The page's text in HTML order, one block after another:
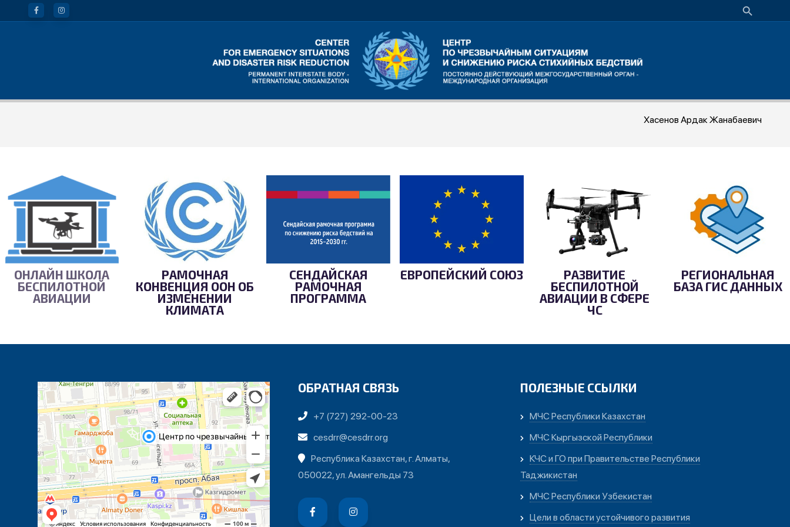
Хасенов Ардак Жанабаевич
ОНЛАЙН ШКОЛА
БЕСПИЛОТНОЙ
АВИАЦИИ
РАМОЧНАЯ
КОНВЕНЦИЯ ООН ОБ
ИЗМЕНЕНИИ
КЛИМАТА
СЕНДАЙСКАЯ
РАМОЧНАЯ
ПРОГРАММА
ЕВРОПЕЙСКИЙ СОЮЗ
РАЗВИТИЕ
БЕСПИЛОТНОЙ
АВИАЦИИ В СФЕРЕ
ЧС
РЕГИОНАЛЬНАЯ
БАЗА ГИС ДАННЫХ
ОБРАТНАЯ СВЯЗЬ
+7 (727) 292-00-23
cesdrr@cesdrr.org
Республика Казахстан, г. Алматы,
050022, ул. Амангельды 73
ПОЛЕЗНЫЕ ССЫЛКИ
МЧС Республики Казахстан
МЧС Кыргызской Республики
КЧС и ГО при Правительстве Республики
Таджикистан
МЧС Республики Узбекистан
Цели в области устойчивого развития